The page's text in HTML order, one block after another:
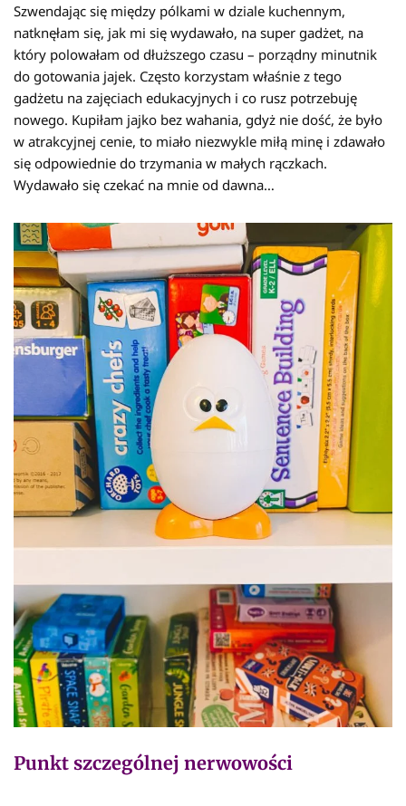
Szwendając się między pólkami w dziale kuchennym,
natknęłam się, jak mi się wydawało, na super gadżet, na
który polowałam od dłuższego czasu – porządny minutnik
do gotowania jajek. Często korzystam właśnie z tego
gadżetu na zajęciach edukacyjnych i co rusz potrzebuję
nowego. Kupiłam jajko bez wahania, gdyż nie dość, że było
w atrakcyjnej cenie, to miało niezwykle miłą minę i zdawało
się odpowiednie do trzymania w małych rączkach.
Wydawało się czekać na mnie od dawna…
Punkt szczególnej nerwowości